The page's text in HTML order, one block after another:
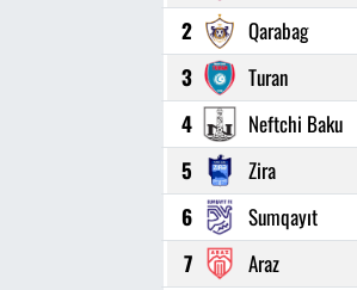
2 Qarabag
3 Turan
4 Neftchi Baku
5 Zira
6 Sumqayıt
7 Araz